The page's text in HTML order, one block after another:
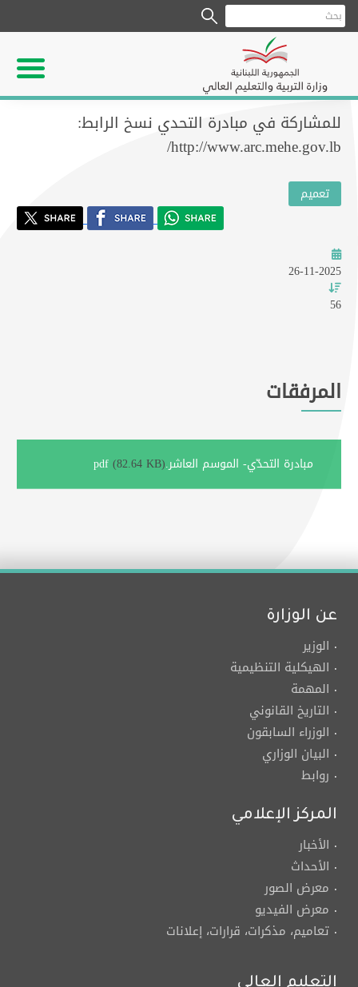
للمشاركة في مبادرة التحدي نسخ الرابط:
http://www.arc.mehe.gov.lb/
تعميم
26-11-2025
56
المرفقات
مبادرة التحدّي- الموسم العاشر.pdf(82.64 KB)
عن الوزارة
الوزير
الهيكلية التنظيمية
المهمة
التاريخ القانوني
الوزراء السابقون
البيان الوزاري
روابط
المركز الإعلامي
الأخبار
الأحداث
معرض الصور
معرض الفيديو
تعاميم، مذكرات، قرارات، إعلانات